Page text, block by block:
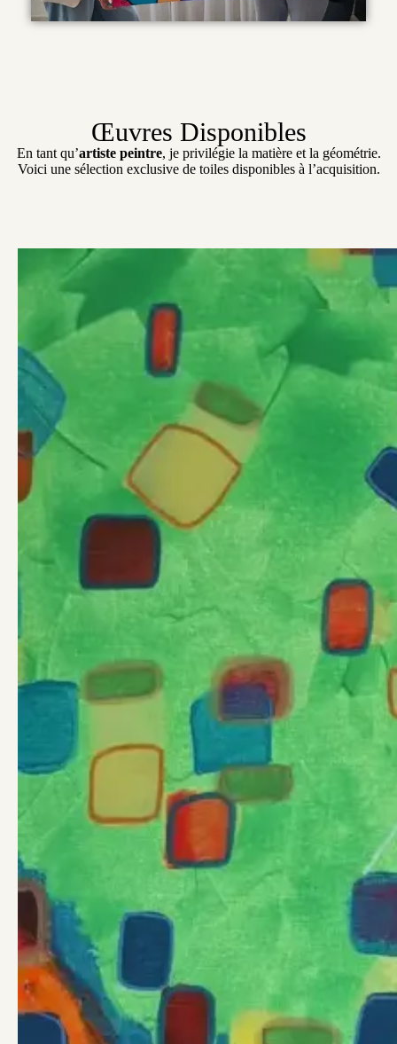
Œuvres Disponibles
En tant qu’artiste peintre, je privilégie la matière et la géométrie.
Voici une sélection exclusive de toiles disponibles à l’acquisition.